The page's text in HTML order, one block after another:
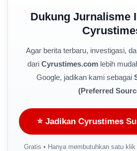
Dukung Jurnalisme
Agar berita terbaru, investigasi,
dari Cyrustimes.com lebih
Google, jadikan kami sebagai
(Preferred
⭐ Jadikan Cyrustimes
Gratis • Hanya membutuhkan satu